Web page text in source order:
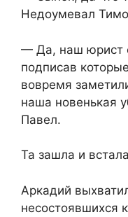
Недоумевал
— Да, наш юрист
подписав
вовремя
наша новенькая
Павел.
Та зашла и
Аркадий
несостоявшихся